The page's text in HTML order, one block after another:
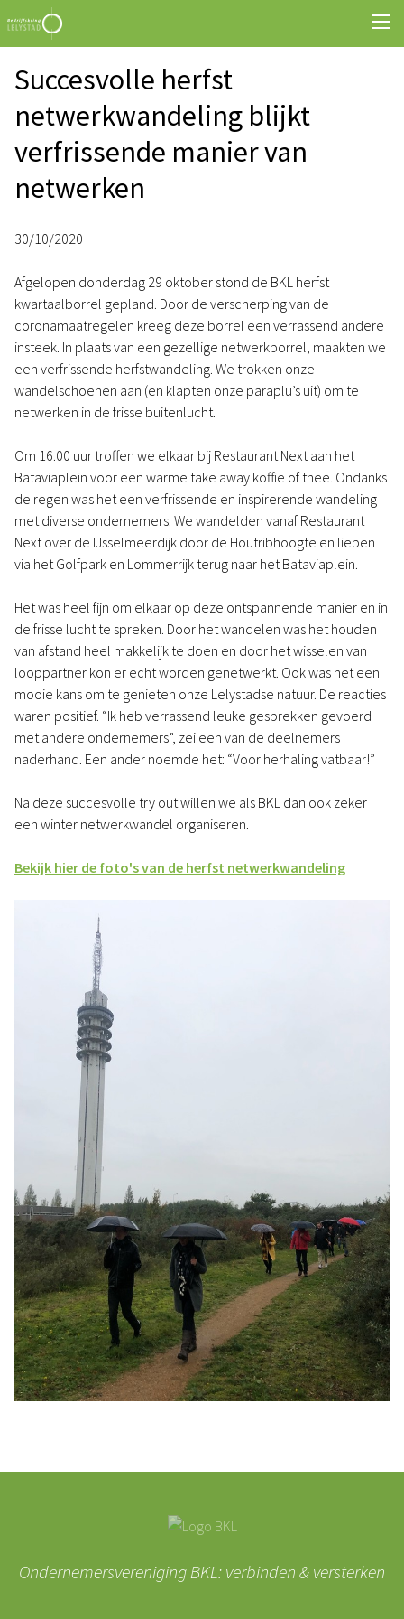
Succesvolle herfst
netwerkwandeling blijkt
verfrissende manier van
netwerken
30/10/2020
Afgelopen donderdag 29 oktober stond de BKL herfst
kwartaalborrel gepland. Door de verscherping van de
coronamaatregelen kreeg deze borrel een verrassend andere
insteek. In plaats van een gezellige netwerkborrel, maakten we
een verfrissende herfstwandeling. We trokken onze
wandelschoenen aan (en klapten onze paraplu’s uit) om te
netwerken in de frisse buitenlucht.
Om 16.00 uur troffen we elkaar bij Restaurant Next aan het
Bataviaplein voor een warme take away koffie of thee. Ondanks
de regen was het een verfrissende en inspirerende wandeling
met diverse ondernemers. We wandelden vanaf Restaurant
Next over de IJsselmeerdijk door de Houtribhoogte en liepen
via het Golfpark en Lommerrijk terug naar het Bataviaplein.
Het was heel fijn om elkaar op deze ontspannende manier en in
de frisse lucht te spreken. Door het wandelen was het houden
van afstand heel makkelijk te doen en door het wisselen van
looppartner kon er echt worden genetwerkt. Ook was het een
mooie kans om te genieten onze Lelystadse natuur. De reacties
waren positief. “Ik heb verrassend leuke gesprekken gevoerd
met andere ondernemers”, zei een van de deelnemers
naderhand. Een ander noemde het: “Voor herhaling vatbaar!”
Na deze succesvolle try out willen we als BKL dan ook zeker
een winter netwerkwandel organiseren.
Bekijk hier de foto's van de herfst netwerkwandeling
Ondernemersvereniging BKL: verbinden & versterken